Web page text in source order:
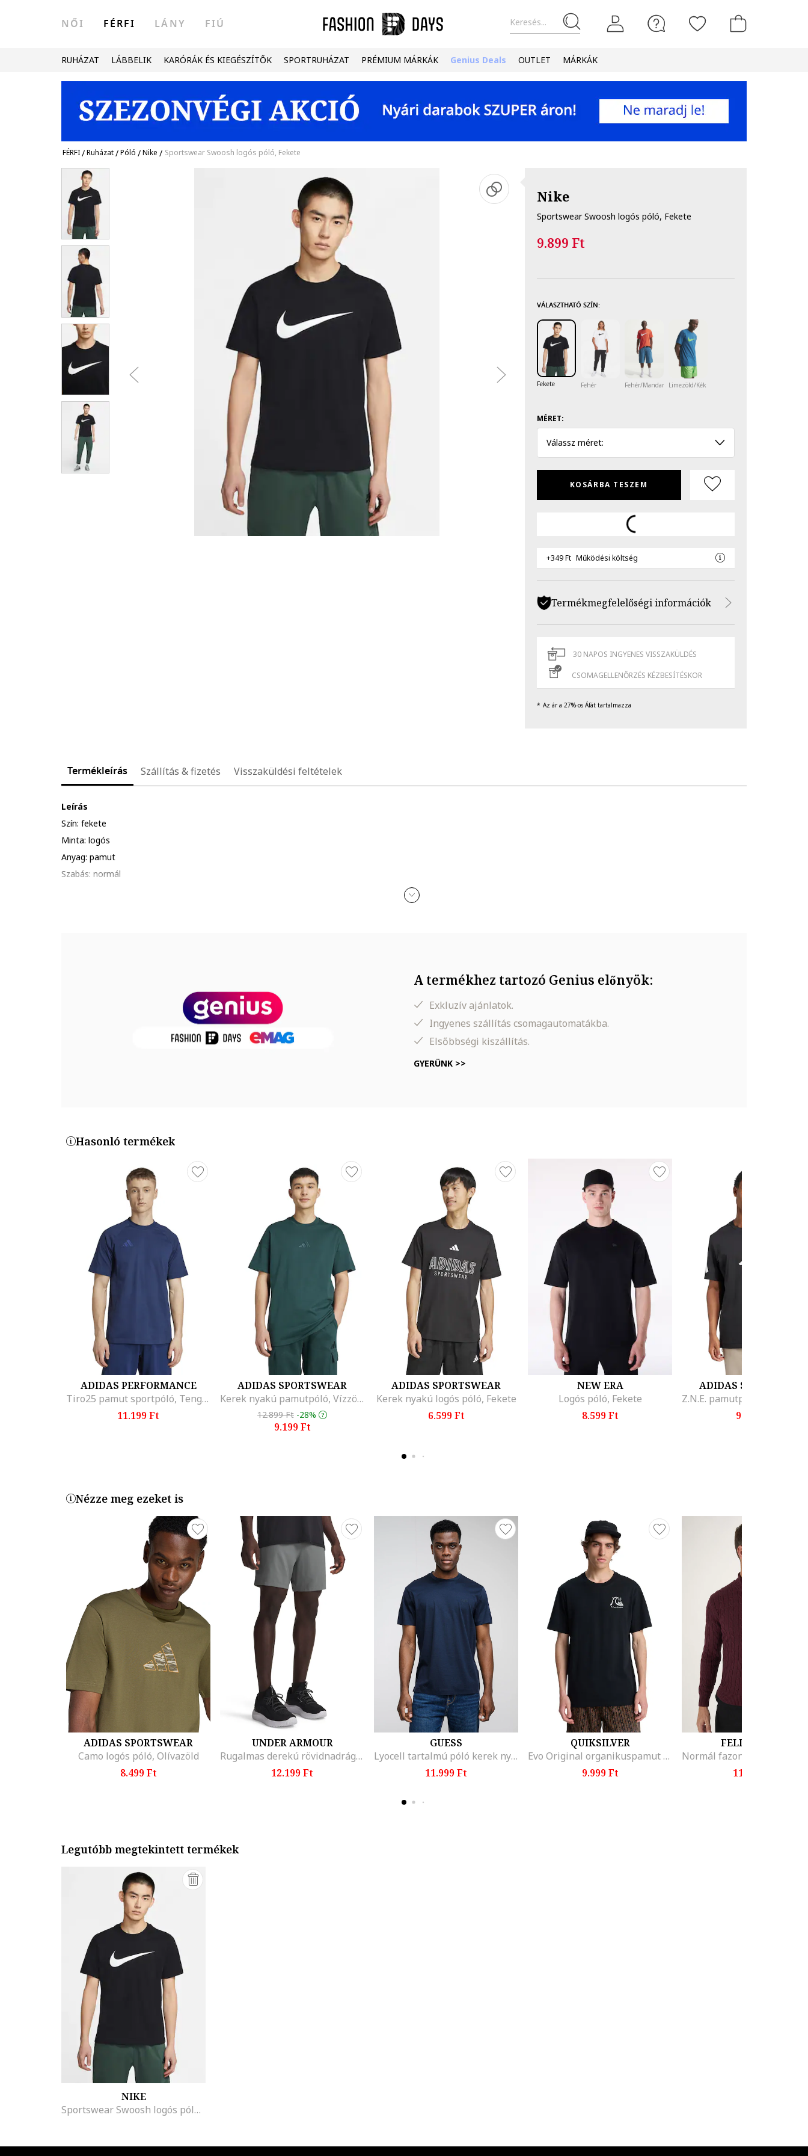
Keresés...
NŐI FÉRFI LÁNY FIÚ
RUHÁZAT LÁBBELIK KARÓRÁK ÉS KIEGÉSZÍTŐK SPORTRUHÁZAT PRÉMIUM MÁRKÁK Genius Deals OUTLET MÁRKÁK
FÉRFI/Ruházat/Póló /Nike / Sportswear Swoosh logós póló, Fekete
Nike
Sportswear Swoosh logós póló, Fekete
9.899 Ft
VÁLASZTHATÓ SZÍN:
Fekete Fehér Fehér/MandarinszínLimezöld/Kék
MÉRET:
Válassz méret:
KOSÁRBA TESZEM
+349 Ft Működési költség
Termékmegfelelőségi információk
30 NAPOS INGYENES VISSZAKÜLDÉS
CSOMAGELLENŐRZÉS KÉZBESÍTÉSKOR
Az ár a 27%-os Áfát tartalmazza
Termékleírás Szállítás & fizetés Visszaküldési feltételek
Leírás
Szín: fekete
Minta: logós
Anyag: pamut
Szabás: normál
A termékhez tartozó Genius előnyök:
Exkluzív ajánlatok.
Ingyenes szállítás csomagautomatákba.
Elsőbbségi kiszállítás.
GYERÜNK >>
Hasonló termékek
ADIDAS PERFORMANCE
Tiro25 pamut sportpóló, Tengerészkék
11.199 Ft
ADIDAS SPORTSWEAR
Kerek nyakú pamutpóló, Vízzöld
12.899 Ft -28%
9.199 Ft
ADIDAS SPORTSWEAR
Kerek nyakú logós póló, Fekete
6.599 Ft
NEW ERA
Logós póló, Fekete
8.599 Ft
ADIDAS SPORTSWEAR
9.299 Ft
Nézze meg ezeket is
ADIDAS SPORTSWEAR
Camo logós póló, Olívazöld
8.499 Ft
UNDER ARMOUR
Rugalmas derekú rövidnadrág, Világosszürke
12.199 Ft
GUESS
Lyocell tartalmú póló kerek nyakrésszel, Sötétkék
11.999 Ft
QUIKSILVER
Evo Original organikuspamut póló logóval a hátoldalán, Fehér/Fekete
9.999 Ft
FELIX HARDY
11.699 Ft
Legutóbb megtekintett termékek
NIKE
Sportswear Swoosh logós póló, Fekete